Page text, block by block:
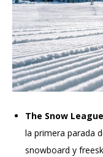
The Snow
la primera parada
snowboard y